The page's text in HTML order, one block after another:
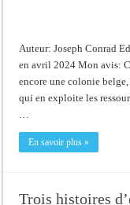
Auteur: Joseph Conrad
en avril 2024 Mon avis:
encore une colonie
qui en exploite les
…
En savoir plus »
Trois histoires